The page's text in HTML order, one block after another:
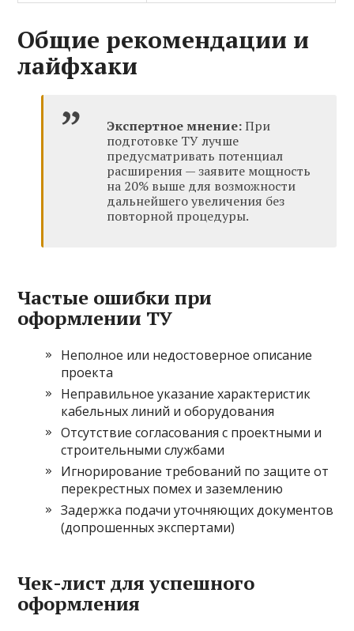
Общие рекомендации и
лайфхаки
Экспертное мнение:При
подготовке ТУ лучше
предусматривать потенциал
расширения — заявите мощность
на 20% выше для возможности
дальнейшего увеличения без
повторной процедуры.
Частые ошибки при
оформлении ТУ
Неполное или недостоверное описание
проекта
Неправильное указание характеристик
кабельных линий и оборудования
Отсутствие согласования с проектными и
строительными службами
Игнорирование требований по защите от
перекрестных помех и заземлению
Задержка подачи уточняющих документов
(допрошенных экспертами)
Чек-лист для успешного
оформления